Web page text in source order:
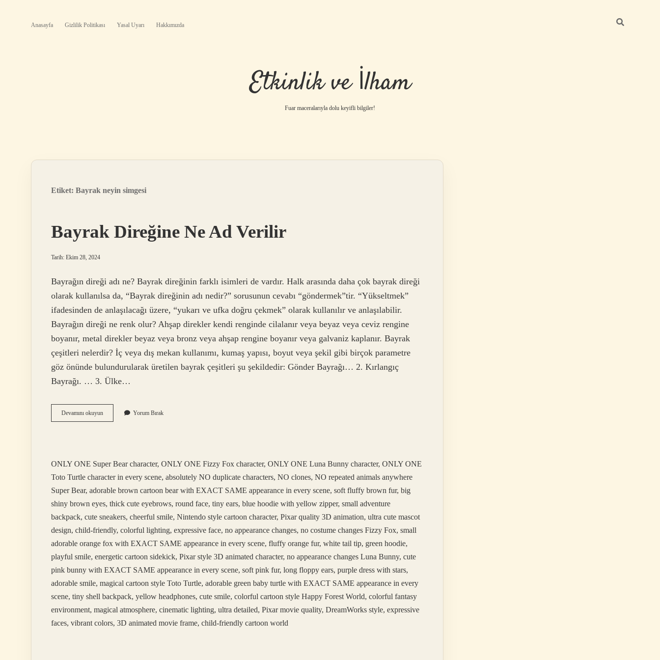
Anasayfa Gizlilik Politikası Yasal Uyarı Hakkımızda
Etkinlik ve İlham
Fuar maceralarıyla dolu keyifli bilgiler!
Etiket: Bayrak neyin simgesi
Bayrak Direğine Ne Ad Verilir
Tarih: Ekim 28, 2024
Bayrağın direği adı ne? Bayrak direğinin farklı isimleri de vardır. Halk arasında daha çok bayrak direği
olarak kullanılsa da, “Bayrak direğinin adı nedir?” sorusunun cevabı “göndermek”tir. “Yükseltmek”
ifadesinden de anlaşılacağı üzere, “yukarı ve ufka doğru çekmek” olarak kullanılır ve anlaşılabilir.
Bayrağın direği ne renk olur? Ahşap direkler kendi renginde cilalanır veya beyaz veya ceviz rengine
boyanır, metal direkler beyaz veya bronz veya ahşap rengine boyanır veya galvaniz kaplanır. Bayrak
çeşitleri nelerdir? İç veya dış mekan kullanımı, kumaş yapısı, boyut veya şekil gibi birçok parametre
göz önünde bulundurularak üretilen bayrak çeşitleri şu şekildedir: Gönder Bayrağı… 2. Kırlangıç ​​
Bayrağı. … 3. Ülke…
Devamını okuyunBayrak
Direğine
Yorum Bırak
ONLY ONE Super Bear character, ONLY ONE Fizzy Fox character, ONLY ONE Luna Bunny character, ONLY ONE
Toto Turtle character in every scene, absolutely NO duplicate characters, NO clones, NO repeated animals anywhere
Super Bear, adorable brown cartoon bear with EXACT SAME appearance in every scene, soft fluffy brown fur, big
shiny brown eyes, thick cute eyebrows, round face, tiny ears, blue hoodie with yellow zipper, small adventure
backpack, cute sneakers, cheerful smile, Nintendo style cartoon character, Pixar quality 3D animation, ultra cute mascot
design, child-friendly, colorful lighting, expressive face, no appearance changes, no costume changes Fizzy Fox, small
adorable orange fox with EXACT SAME appearance in every scene, fluffy orange fur, white tail tip, green hoodie,
playful smile, energetic cartoon sidekick, Pixar style 3D animated character, no appearance changes Luna Bunny, cute
pink bunny with EXACT SAME appearance in every scene, soft pink fur, long floppy ears, purple dress with stars,
adorable smile, magical cartoon style Toto Turtle, adorable green baby turtle with EXACT SAME appearance in every
scene, tiny shell backpack, yellow headphones, cute smile, colorful cartoon style Happy Forest World, colorful fantasy
environment, magical atmosphere, cinematic lighting, ultra detailed, Pixar movie quality, DreamWorks style, expressive
faces, vibrant colors, 3D animated movie frame, child-friendly cartoon world